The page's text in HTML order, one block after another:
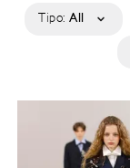
Tipo: All